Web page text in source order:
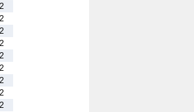
2
2
2
2
2
2
2
2
2